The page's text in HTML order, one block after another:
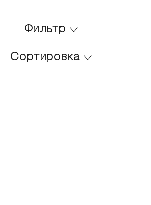
Фильтр
Сортировка